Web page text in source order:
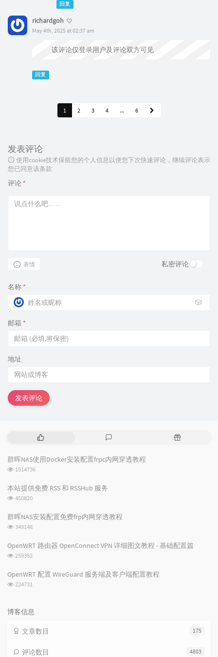
回复
richardgoh
May 4th, 2025 at 02:37 am
该评论仅登录用户及评论双方可见
回复
1 2 3 4 ... 6
发表评论
使用cookie技术保留您的个人信息以便您下次快速评论，继续评论表示
您已同意该条款
评论 *
表情 私密评论
名称 *
🎲
邮箱 *
地址
发表评论
热
文
章
评
论
随
群晖NAS使用Docker安装配置frpc内网穿透教程
浏
次
数:
1514736
本站提供免费 RSS 和 RSSHub 服务
浏
次
数:
450820
群晖NAS安装配置免费frp内网穿透教程
浏
次
349148
OpenWRT 路由器 OpenConnect VPN 详细图文教程 - 基础配置篇
浏
次
259352
OpenWRT 配置 WireGuard 服务端及客户端配置教程
浏
数:
224731
博客信息
175
文章数目
4803
评论数目